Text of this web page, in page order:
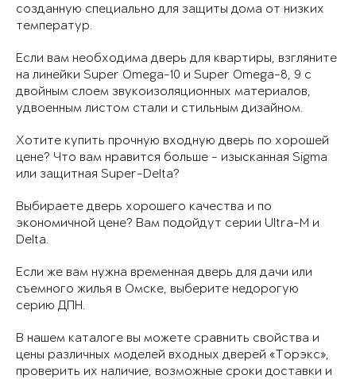
созданную специально для защиты дома от низких
температур.
Если вам необходима дверь для квартиры, взгляните
на линейки Super Omega-10 и Super Omega-8, 9 с
двойным слоем звукоизоляционных материалов,
удвоенным листом стали и стильным дизайном.
Хотите купить прочную входную дверь по хорошей
цене? Что вам нравится больше - изысканная Sigma
или защитная Super-Delta?
Выбираете дверь хорошего качества и по
экономичной цене? Вам подойдут серии Ultra-M и
Delta.
Если же вам нужна временная дверь для дачи или
съемного жилья в Омске, выберите недорогую
серию ДПН.
В нашем каталоге вы можете сравнить свойства и
цены различных моделей входных дверей «Торэкс»,
проверить их наличие, возможные сроки доставки и